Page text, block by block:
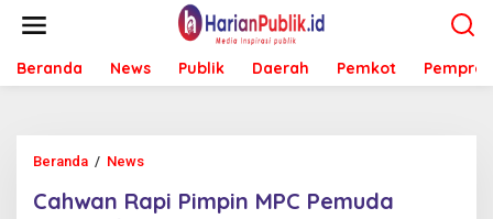
t
Beranda News Publik Daerah Pemkot Pemprov
Beranda / News
h
Cahwan Rapi Pimpin MPC Pemuda